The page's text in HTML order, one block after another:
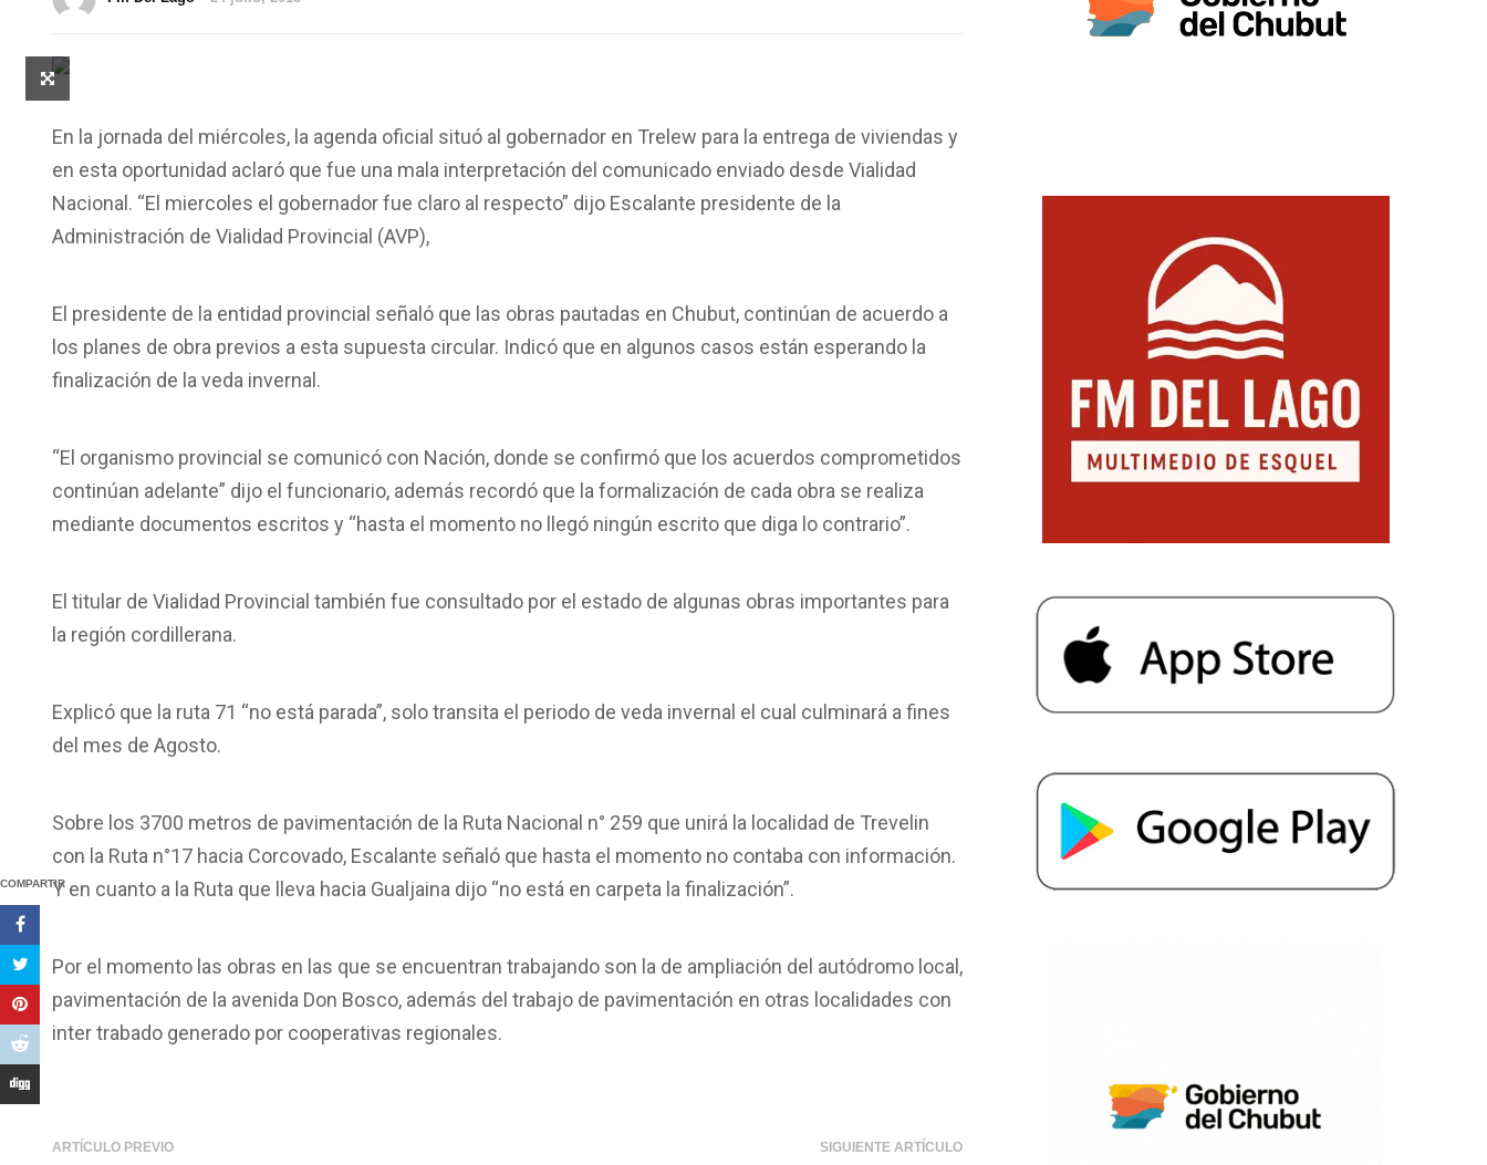
COMPARTIR
En la jornada del miércoles, la agenda oficial situó al gobernador en Trelew para la entrega de viviendas y
en esta oportunidad aclaró que fue una mala interpretación del comunicado enviado desde Vialidad
Nacional. “El miercoles el gobernador fue claro al respecto” dijo Escalante presidente de la
Administración de Vialidad Provincial (AVP),
El presidente de la entidad provincial señaló que las obras pautadas en Chubut, continúan de acuerdo a
los planes de obra previos a esta supuesta circular. Indicó que en algunos casos están esperando la
finalización de la veda invernal.
“El organismo provincial se comunicó con Nación, donde se confirmó que los acuerdos comprometidos
continúan adelante” dijo el funcionario, además recordó que la formalización de cada obra se realiza
mediante documentos escritos y “hasta el momento no llegó ningún escrito que diga lo contrario”.
El titular de Vialidad Provincial también fue consultado por el estado de algunas obras importantes para
la región cordillerana.
Explicó que la ruta 71 “no está parada”, solo transita el periodo de veda invernal el cual culminará a fines
del mes de Agosto.
Sobre los 3700 metros de pavimentación de la Ruta Nacional n° 259 que unirá la localidad de Trevelin
con la Ruta n°17 hacia Corcovado, Escalante señaló que hasta el momento no contaba con información.
Y en cuanto a la Ruta que lleva hacia Gualjaina dijo “no está en carpeta la finalización”.
Por el momento las obras en las que se encuentran trabajando son la de ampliación del autódromo local,
pavimentación de la avenida Don Bosco, además del trabajo de pavimentación en otras localidades con
inter trabado generado por cooperativas regionales.
ARTÍCULO PREVIO SIGUIENTE ARTÍCULO